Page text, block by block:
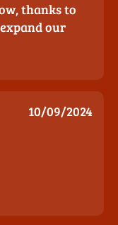
thanks to
expand our
10/09/2024